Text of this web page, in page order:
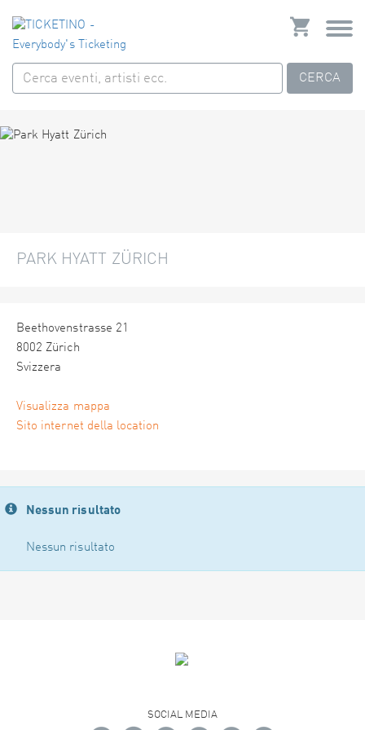
CERCA
PARK HYATT ZÜRICH
Beethovenstrasse 21
8002 Zürich
Svizzera
Visualizza mappa
Sito internet della location
Nessun risultato
Nessun risultato
SOCIAL MEDIA